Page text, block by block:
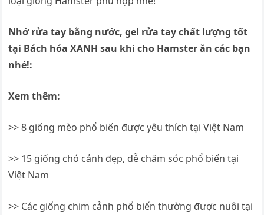
Nhớ rửa tay bằng nước, gel rửa tay chất lượng tốt
tại Bách hóa XANH sau khi cho Hamster ăn các bạn
nhé!:
Xem thêm:
>> 8 giống mèo phổ biến được yêu thích tại Việt Nam
>> 15 giống chó cảnh đẹp, dễ chăm sóc phổ biến tại
Việt Nam
>> Các giống chim cảnh phổ biến thường được nuôi tại